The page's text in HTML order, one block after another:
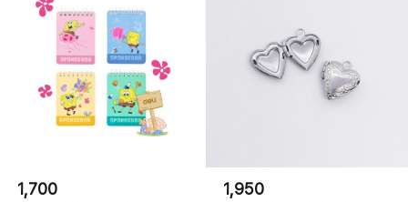
1,700 1,950